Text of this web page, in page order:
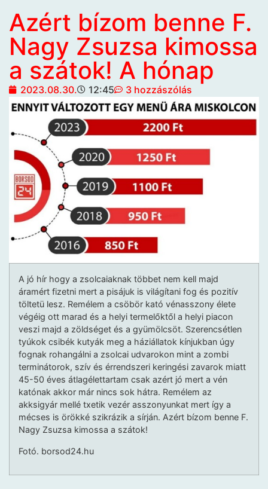
Azért bízom benne F.
Nagy Zsuzsa kimossa
a szátok! A hónap
2023.08.30. 12:45 3 hozzászólás
A jó hír hogy a zsolcaiaknak többet nem kell majd
áramért fizetni mert a pisájuk is világítani fog és pozitív
töltetü lesz. Remélem a csöbör kató vénasszony élete
végéig ott marad és a helyi termelőktől a helyi piacon
veszi majd a zöldséget és a gyümölcsöt. Szerencsétlen
tyúkok csibék kutyák meg a háziállatok kínjukban úgy
fognak rohangálni a zsolcai udvarokon mint a zombi
terminátorok, szív és érrendszeri keringési zavarok miatt
45-50 éves átlagélettartam csak azért jó mert a vén
katónak akkor már nincs sok hátra. Remélem az
akksigyár mellé txetik vezér asszonyunkat mert így a
mécses is örökké szikrázik a sírján. Azért bízom benne F.
Nagy Zsuzsa kimossa a szátok!
Fotó. borsod24.hu